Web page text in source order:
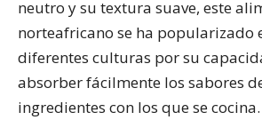
neutro y su textura suave, este
norteafricano se ha popularizado
diferentes culturas por su
absorber fácilmente los sabores
ingredientes con los que se cocina.